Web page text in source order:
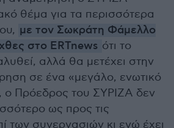
θέμα για τα περισσότερα
με τον Σωκράτη Φάμελλο
στο ERTnews ότι το
αλλά θα μετέχει στην
σε ένα «μεγάλο, ενωτικό
Πρόεδρος του ΣΥΡΙΖΑ δεν
ως προς τις
των συνεργασιών κι ενώ έχει